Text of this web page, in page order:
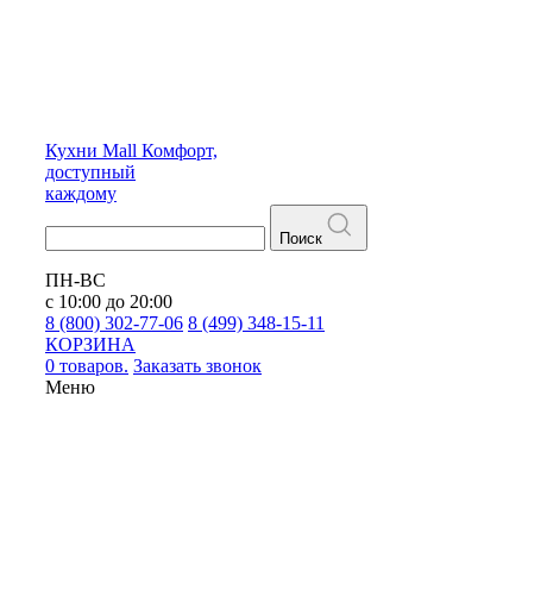
Кухни Mall Комфорт,
доступный
каждому
Поиск
ПН-ВС
с 10:00 до 20:00
8 (800) 302-77-06 8 (499) 348-15-11
КОРЗИНА
0 товаров. Заказать звонок
Меню